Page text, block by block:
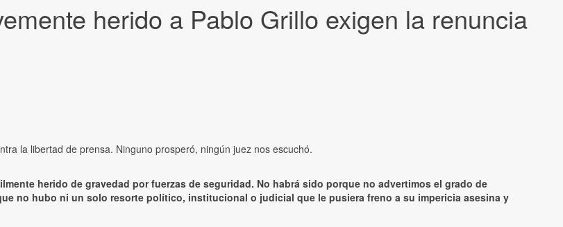
herido a Pablo Grillo exigen la renuncia
la libertad de prensa. Ninguno prosperó, ningún juez nos escuchó.
herido de gravedad por fuerzas de seguridad. No habrá sido porque no advertimos el grado de
no hubo ni un solo resorte político, institucional o judicial que le pusiera freno a su impericia asesina y